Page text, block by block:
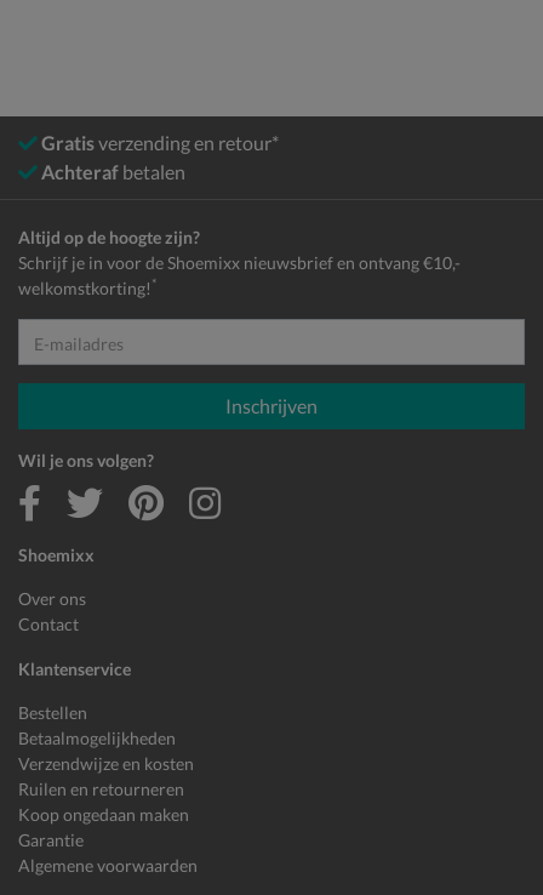
Gratisverzending en retour*
Achteraf betalen
Shoemixx
Over ons
Contact
Klantenservice
Bestellen
Betaalmogelijkheden
Verzendwijze en kosten
Ruilen en retourneren
Koop ongedaan maken
Garantie
Algemene voorwaarden
Altijd op de hoogte zijn?
Schrijf je in voor de Shoemixx nieuwsbrief en ontvang €10,-
welkomstkorting! *
E-mailadres
Inschrijven
Wil je ons volgen?